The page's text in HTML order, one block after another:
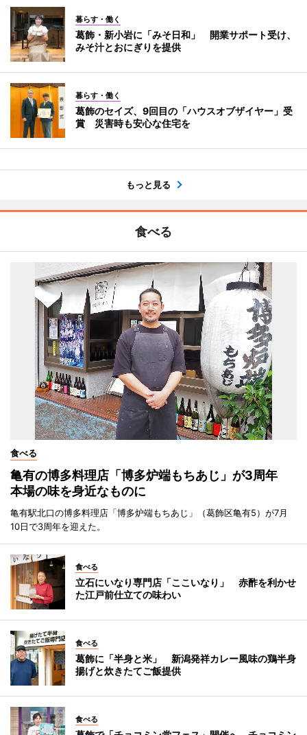
暮らす・働く
葛飾・新小岩に「みそ日和」 開業サポート受け、
みそ汁とおにぎりを提供
暮らす・働く
葛飾のセイズ、9回目の「ハウスオブザイヤー」受
賞 災害時も安心な住宅を
もっと見る
食べる
食べる
亀有の博多料理店「博多炉端もちあじ」が3周年
本場の味を身近なものに
亀有駅北口の博多料理店「博多炉端もちあじ」（葛飾区亀有5）が7月
10日で3周年を迎えた。
食べる
立石にいなり専門店「ここいなり」 赤酢を利かせ
た江戸前仕立ての味わい
食べる
葛飾に「半身と米」 新潟発祥カレー風味の鶏半身
揚げと炊きたてご飯提供
食べる